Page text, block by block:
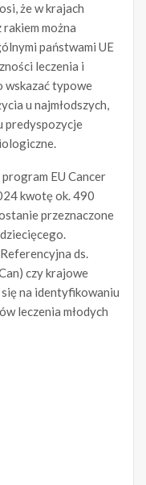
że w krajach
można
państwami UE
leczenia i
wskazać typowe
u najmłodszych,
predyspozycje
EU Cancer
kwotę ok. 490
przeznaczone
ds.
czy krajowe
na identyfikowaniu
leczenia młodych